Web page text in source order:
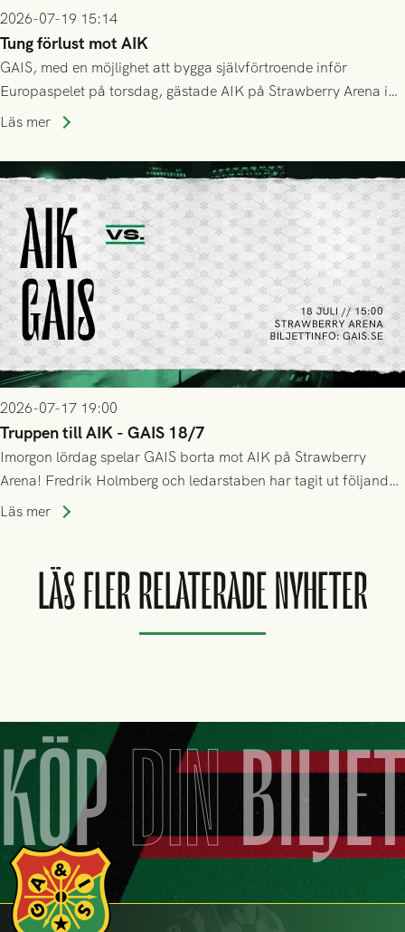
2026-07-19 15:14
Tung förlust mot AIK
GAIS, med en möjlighet att bygga självförtroende inför
Europaspelet på torsdag, gästade AIK på Strawberry Arena i
Stockholm . Men trots konstant hotande i första halvlek av
lyckades få in 2-0.
Läs mer
2026-07-17 19:00
Truppen till AIK - GAIS 18/7
Imorgon lördag spelar GAIS borta mot AIK på Strawberry
Arena! Fredrik Holmberg och ledarstaben har tagit ut följande
trupp till matchen:
Läs mer
LÄS FLER RELATERADE NYHETER
KÖPDIN